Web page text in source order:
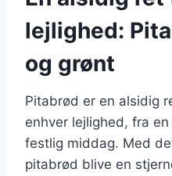
lejlighed:
og grønt
Pitabrød er en alsidig
enhver lejlighed, fra
festlig middag. Med
pitabrød blive en